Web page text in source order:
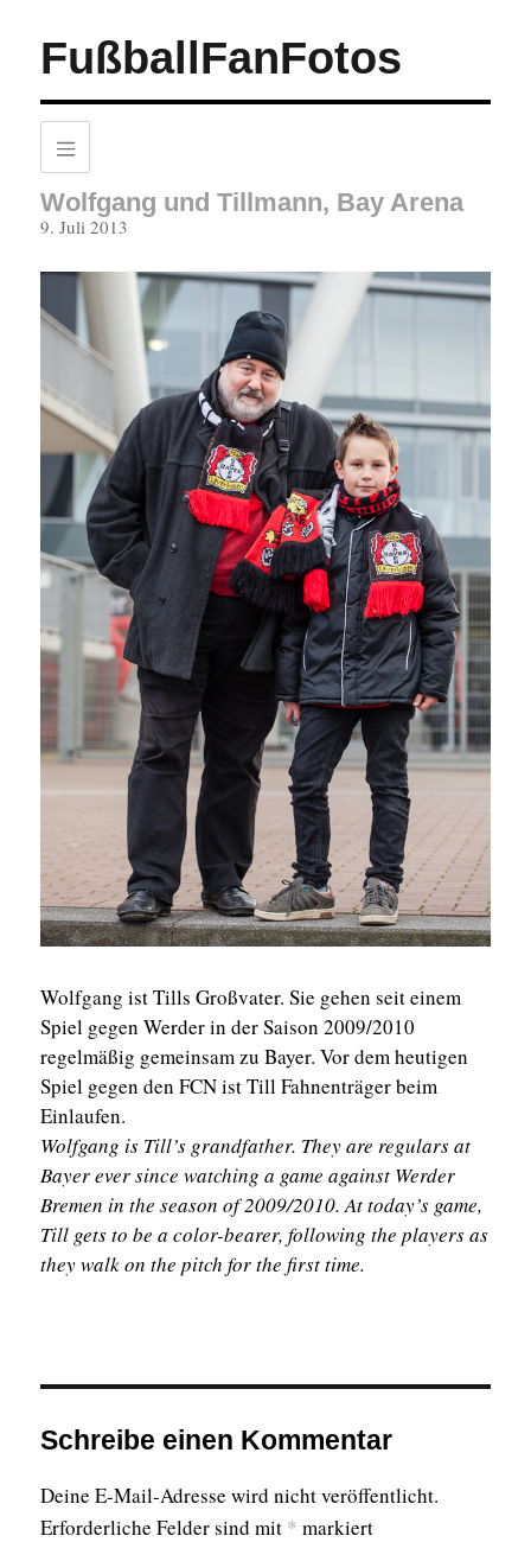
FußballFanFotos
Wolfgang und Tillmann, Bay Arena
Wolfgang ist Tills Großvater. Sie gehen seit einem
Spiel gegen Werder in der Saison 2009/2010
regelmäßig gemeinsam zu Bayer. Vor dem heutigen
Spiel gegen den FCN ist Till Fahnenträger beim
Einlaufen.
Wolfgang is Till’s grandfather. They are regulars at
Bayer ever since watching a game against Werder
Bremen in the season of 2009/2010. At today’s game,
Till gets to be a color-bearer, following the players as
they walk on the pitch for the first time.
Veröffentlicht
9. Juli 2013
Schreibe einen Kommentar
Deine E-Mail-Adresse wird nicht veröffentlicht.
Erforderliche Felder sind mit * markiert